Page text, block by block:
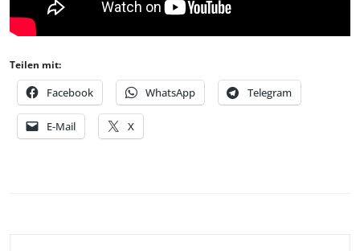
Teilen mit:
Facebook WhatsApp Telegram
E-Mail X